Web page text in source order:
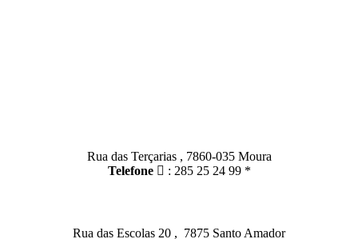
Rua das Terçarias , 7860-035 Moura
Telefone
: 285 25 24 99 *
Rua das Escolas 20 , 7875 Santo Amador